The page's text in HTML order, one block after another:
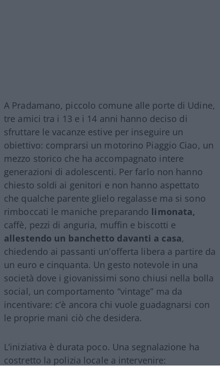
A Pradamano, piccolo comune alle porte di Udine,
tre amici tra i 13 e i 14 anni hanno deciso di
sfruttare le vacanze estive per inseguire un
obiettivo: comprarsi un motorino Piaggio Ciao, un
mezzo storico che ha accompagnato intere
generazioni di adolescenti. Per farlo non hanno
chiesto soldi ai genitori e non hanno aspettato
che qualche parente glielo regalasse ma si sono
rimboccati le maniche preparando limonata,
caffè, pezzi di anguria, muffin e biscotti e
allestendo un banchetto davanti a casa,
chiedendo ai passanti un’offerta libera a partire da
un euro e cinquanta. Un gesto notevole in una
società dove i giovanissimi sono chiusi nella bolla
social, un comportamento “vintage” ma da
incentivare: c’è ancora chi vuole guadagnarsi con
le proprie mani ciò che desidera.
L’iniziativa è durata poco. Una segnalazione ha
costretto la polizia locale a intervenire: